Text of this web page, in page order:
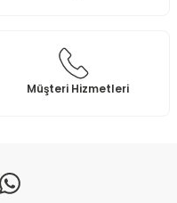
Müşteri Hizmetleri